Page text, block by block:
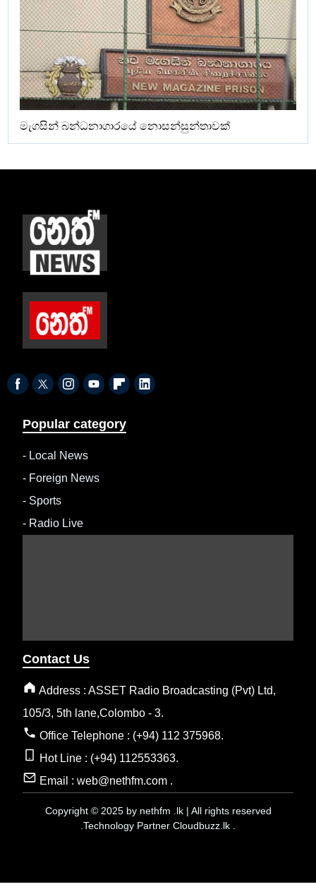
මැගසින් බන්ධනාගාරයේ නොසන්සුන්තාවක්
Popular category
- Local News
- Foreign News
- Sports
- Radio Live
Contact Us
Address : ASSET Radio Broadcasting (Pvt) Ltd,
105/3, 5th lane,Colombo - 3.
Office Telephone : (+94) 112 375968.
Hot Line : (+94) 112553363.
Email : web@nethfm.com .
Copyright © 2025 by nethfm .lk | All rights reserved
.Technology Partner Cloudbuzz.lk .